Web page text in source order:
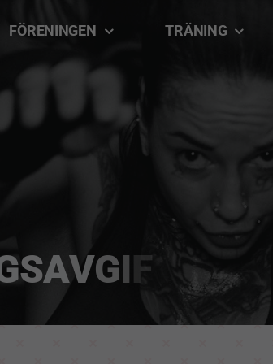
FÖRENINGEN TRÄNING